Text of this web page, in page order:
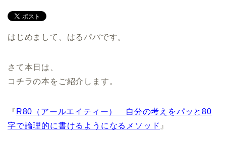
はじめまして、はるパパです。
さて本日は、
コチラの本をご紹介します。
『 R80（アールエイティー） 自分の考えをパッと80
字で論理的に書けるようになるメソッド 』